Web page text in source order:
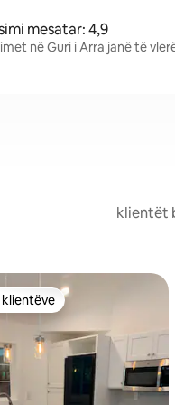
mesatar: 4,9
në Guri i Arra janë të
klientët
të klientëve